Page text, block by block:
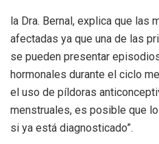
la Dra. Bernal, explica que las
afectadas ya que una de las
se pueden presentar
hormonales durante el ciclo
el uso de píldoras
menstruales, es posible que
si ya está diagnosticado”.